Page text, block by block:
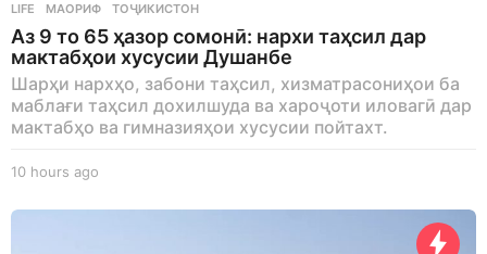
LIFE МАОРИФ ,ТОҶИКИСТОН
Аз 9 то 65 ҳазор сомонӣ: нархи таҳсил дар
мактабҳои хусусии Душанбе
Шарҳи нархҳо, забони таҳсил, хизматрасониҳои ба
маблағи таҳсил дохилшуда ва хароҷоти иловагӣ дар
мактабҳо ва гимназияҳои хусусии пойтахт.
10 hours ago
h